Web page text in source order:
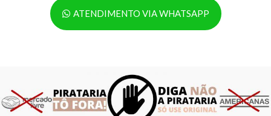
ATENDIMENTO VIA WHATSAPP